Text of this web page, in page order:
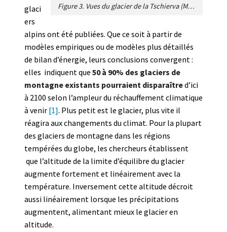
Figure 3. Vues du glacier de la Tschierva (Massif de la Bernina, sud-est de la Suisse) en 2000, et comme il apparaitrait en 2050 selon les prévisions suite à un réchauffement de +3°C (Infographie et applications GIS: Max Maisch, Université de Zurich, Suisse).
glaci
ers
alpins ont été publiées. Que ce soit à partir de
modèles empiriques ou de modèles plus détaillés
de bilan d’énergie, leurs conclusions convergent :
elles indiquent que 50 à 90% des glaciers de
montagne existants pourraient disparaîtred’ici
à 2100 selon l’ampleur du réchauffement climatique
à venir [1]. Plus petit est le glacier, plus vite il
réagira aux changements du climat. Pour la plupart
des glaciers de montagne dans les régions
tempérées du globe, les chercheurs établissent
que l’altitude de la limite d’équilibre du glacier
augmente fortement et linéairement avec la
température. Inversement cette altitude décroit
aussi linéairement lorsque les précipitations
augmentent, alimentant mieux le glacier en
altitude.